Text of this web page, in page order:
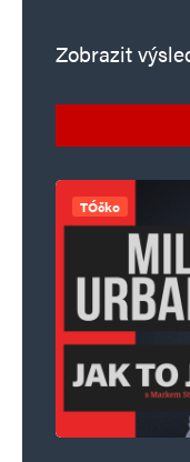
Zobrazit
TÓčko